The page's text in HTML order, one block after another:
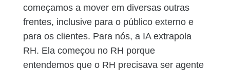
começamos a mover em diversas outras
frentes, inclusive para o público externo e
para os clientes. Para nós, a IA extrapola
RH. Ela começou no RH porque
entendemos que o RH precisava ser agente